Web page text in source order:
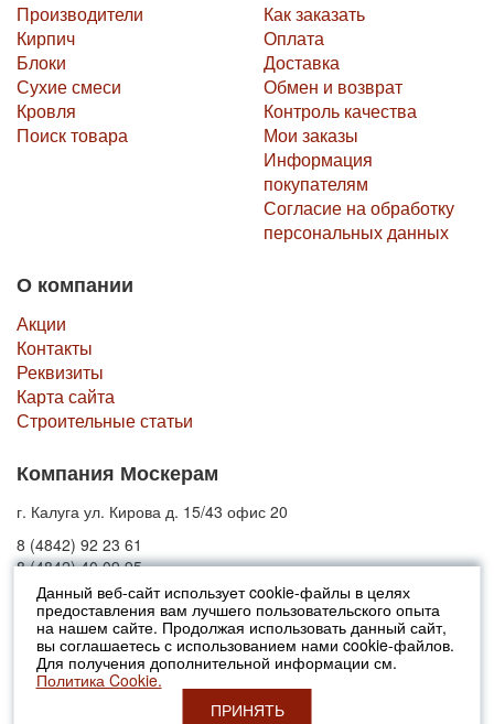
Данный веб-сайт использует cookie-файлы в целях
предоставления вам лучшего пользовательского опыта
на нашем сайте. Продолжая использовать данный сайт,
вы соглашаетесь с использованием нами cookie-файлов.
Для получения дополнительной информации см.
Политика Cookie.
ПРИНЯТЬ
Производители
Кирпич
Блоки
Сухие смеси
Кровля
Поиск товара
Как заказать
Оплата
Доставка
Обмен и возврат
Контроль качества
Мои заказы
Информация
покупателям
Согласие на обработку
персональных данных
О компании
Акции
Контакты
Реквизиты
Карта сайта
Строительные статьи
Компания Москерам
г. Калуга ул. Кирова д. 15/43 офис 20
8 (4842) 92 23 61
8 (4842) 40 09 95
© 2010-2026 Москерам
Указанные на сайте цены не являются публичной офертой (ст.435 ГК
РФ).
Стоимость и наличие товара просьба уточнять в офисах продаж....